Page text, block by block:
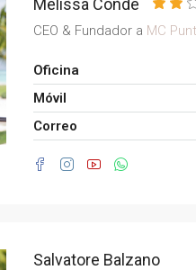
Melissa Conde
CEO & Fundador a MC
Oficina
Móvil
Correo
Salvatore Balzano